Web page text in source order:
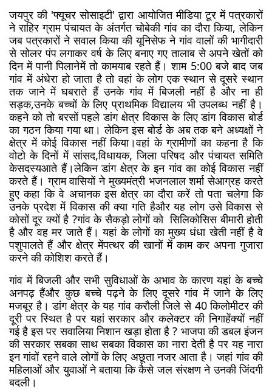
जयपुर की 'फ्यूचर सोसाइटी' द्वारा आयोजित मीडिया टूर में पत्रकारों
ने राहिर ग्राम पंचायत के अंतर्गत चोबेकी गांव का दौरा किया, लेकिन
जब पत्रकारों ने सवाल किया की यूनिसेफ ने गांव वालों की भागीदारी
से सोलर पंप लगाकर वर्ष के लिए बनाए गए तालाब से अपने खेतों को
दिन में पानी पिलानेमें तो कामयाब रहते हैं। शाम 5:00 बजे बाद जब
गांव में अंधेरा हो जाता है तो वहां के लोग एक स्थान से दूसरे स्थान
तक जाने में घबराते हैं उनके गांव में बिजली नहीं है और ना ही
सड़क,उनके बच्चों के लिए प्राथमिक विद्यालय भी उपलब्ध नहीं है।
कहने को तो बरसों पहले डांग क्षेत्र विकास के लिए डांग विकास बोर्ड
का गठन किया गया था। लेकिन इस बोर्ड के अब तक बने अध्यक्षों ने
क्षेत्र में कोई विकास नहीं किया।वहां के ग्रामीणों का कहना है कि
वोटो के दिनों में सांसद,विधायक, जिला परिषद और पंचायत समिति
केसदस्यआते हैं।लेकिन डांग क्षेत्र के इन गांव का कोई विकास नहीं
करते हैं। ग्राम वासियों ने मुख्यमंत्री भजनलाल शर्मा सेआग्रह करते
हुए कहा कि वे अचानक इस क्षेत्र का दौरा करें तो पता चलेगा कि
उनके प्रदेश में विकास की क्या गति हैऔर यह लोग उसे विकास से
कोसों दूर क्यों है ?गांव के सैकड़ो लोगों को  सिलिकोसिस बीमारी होती
है और वह मर जाते हैं। यहां के लोगों का मुख्य धंधा खेती नहीं है वे
पशुपालते हैं और क्षेत्र मेंपत्थर की खानों में काम कर अपना गुजारा
करने की कोशिश करते हैं।
गांव में बिजली और सभी सुविधाओं के अभाव के कारण यहां के बच्चे
अनपढ़ हैंऔर कुछ बच्चे पढ़ने के लिए दूसरे गांव में जाने के लिए
मजबूर है। डांग क्षेत्र के यह गांव करौली जिले से 40 किलोमीटर की
दूरी पर स्थित है पर यहां सरकार और कलेक्टर की निगाहेंक्यों नहीं
गई है इस पर सवालिया निशान खड़ा होता है ? भाजपा की डबल इंजन
की सरकार सबका साथ सबका विकास का नारा देती है पर यह नारा
इन गांवों रहने वाले लोगों के लिए अछूता नजर आता है। जहां गांव की
महिलाओं और युवाओं ने बताया कि कैसे जल संरक्षण ने उनकी जिंदगी
बदली।